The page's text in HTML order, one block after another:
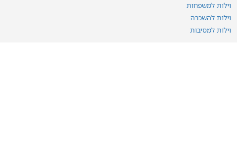
וילות למשפחות
וילות להשכרה
וילות למסיבות